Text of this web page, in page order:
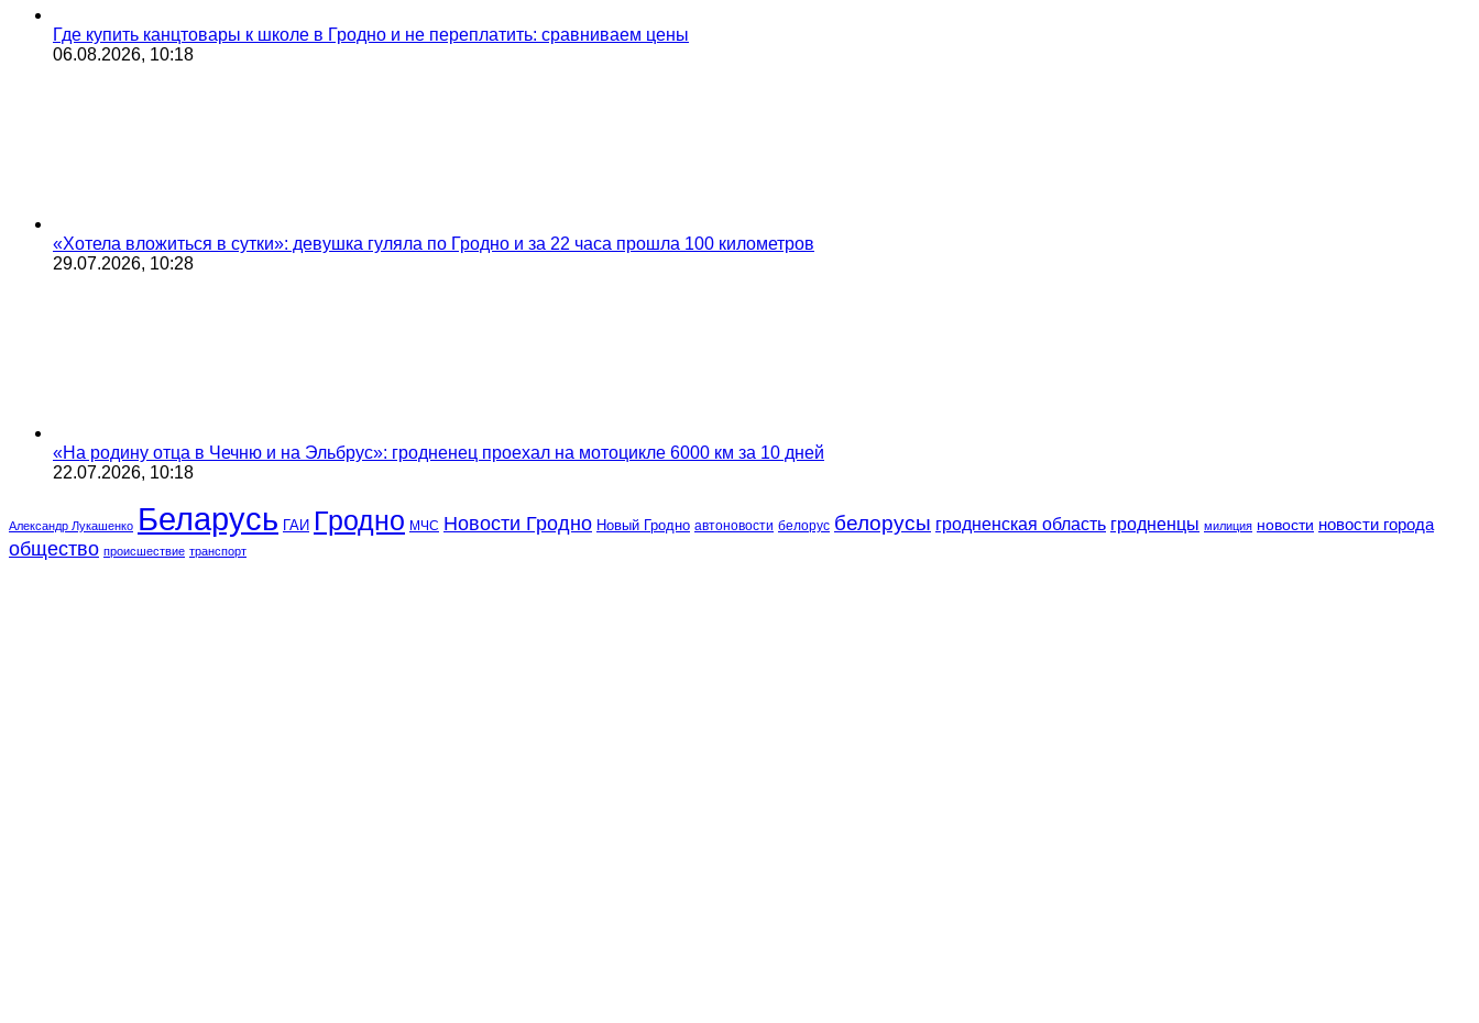
Где купить канцтовары к школе в Гродно и не переплатить: сравниваем цены
06.08.2026, 10:18
«Хотела вложиться в сутки»: девушка гуляла по Гродно и за 22 часа прошла 100 километров
29.07.2026, 10:28
«На родину отца в Чечню и на Эльбрус»: гродненец проехал на мотоцикле 6000 км за 10 дней
22.07.2026, 10:18
Александр Лукашенко Беларусь ГАИ Гродно МЧС Новости Гродно Новый Гродно автоновости белорус белорусы гродненская область гродненцы милиция новости новости города
общество происшествие транспорт